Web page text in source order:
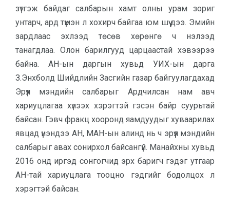
зүтгэж байдаг салбарын хамт олны урам зориг
унтарч, ард түмэн л хохирч байгаа юм шүү дээ. Эмийн
зардлаас эхлээд төсөв хөрөнгө ч нэлээд
танагдлаа. Олон барилгууд царцаастай хэвээрээ
байна. АН-ын даргын хувьд УИХ-ын дарга
З.Энхболд Шийдлийн Засгийн газар байгуулагдахад
Эрүүл мэндийн салбарыг Ардчилсан нам авч
хариуцлагаа хүлээх хэрэгтэй гэсэн байр суурьтай
байсан. Гэвч фракц хооронд яамдуудыг хуваарилах
явцад үнэндээ АН, МАН-ын алинд нь ч эрүүл мэндийн
салбарыг авах сонирхол байсангүй. Манайхны хувьд
2016 онд иргэд сонгогчид эрх баригч гэдэг утгаар
АН-тай хариуцлага тооцно гэдгийг бодолцох л
хэрэгтэй байсан.